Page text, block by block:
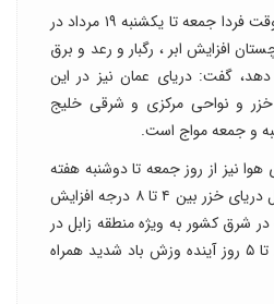
وی با بیان این که از اواخر وقت فردا جمعه تا یکشنبه ۱۹ مرداد در
افزایش ابر ، رگبار و رعد و برق
گفت: دریای عمان نیز در این
و نواحی مرکزی و شرقی خلیج
و جمعه مواج است.
هوا نیز از روز جمعه تا دوشنبه هفته
آینده ۲۰ مرداد ماه در سواحل دریای خزر بین ۴ تا ۸ درجه افزایش
شرق کشور به ویژه منطقه زابل در
شمال سیستان و بلوچستان تا ۵ روز آینده وزش باد شدید همراه